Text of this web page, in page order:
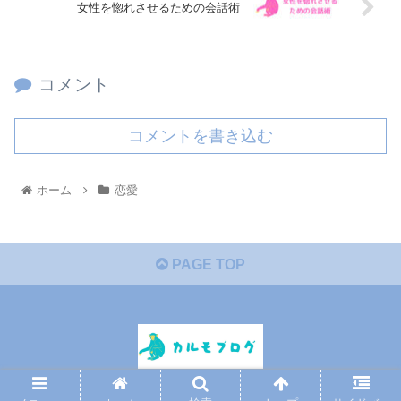
女性を惚れさせるための会話術
コメント
コメントを書き込む
ホーム 恋愛
PAGE TOP
© 2021 カルモブログ.